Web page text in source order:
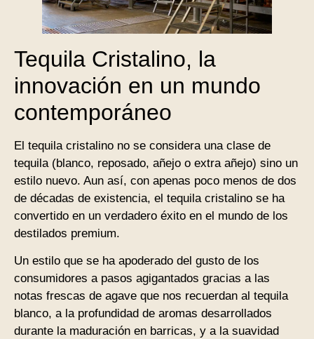
Tequila Cristalino, la
innovación en un mundo
contemporáneo
El tequila cristalino no se considera una clase de
tequila (blanco, reposado, añejo o extra añejo) sino un
estilo nuevo. Aun así, con apenas poco menos de dos
de décadas de existencia, el tequila cristalino se ha
convertido en un verdadero éxito en el mundo de los
destilados premium.
Un estilo que se ha apoderado del gusto de los
consumidores a pasos agigantados gracias a las
notas frescas de agave que nos recuerdan al tequila
blanco, a la profundidad de aromas desarrollados
durante la maduración en barricas, y a la suavidad